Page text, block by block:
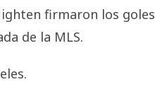
firmaron los goles
de la MLS.